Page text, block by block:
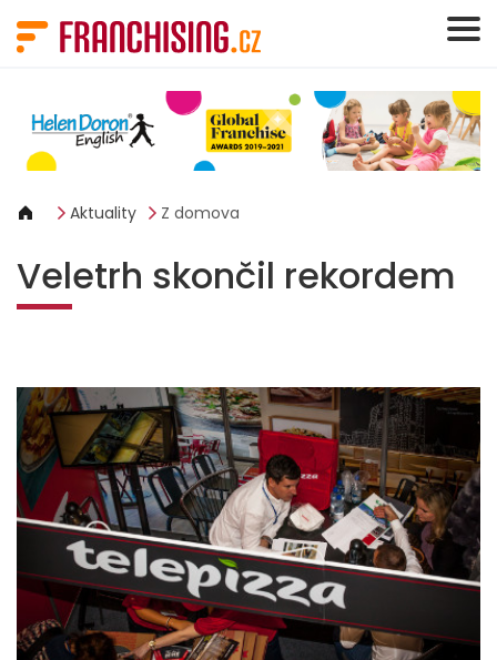
Aktuality Z domova
Veletrh skončil rekordem